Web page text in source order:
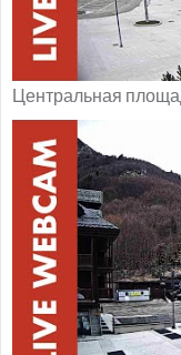
Центральная